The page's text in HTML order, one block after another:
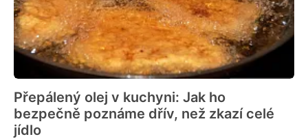
Přepálený olej v kuchyni: Jak ho
bezpečně poznáme dřív, než zkazí celé
jídlo